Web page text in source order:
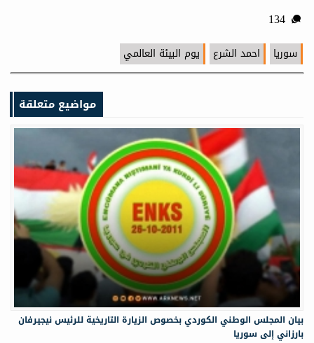
سوريا احمد الشرع يوم البيئة العالمي
مواضيع متعلقة
‏‏بيان المجلس الوطني الكوردي بخصوص الزيارة التاريخية للرئيس نيجيرفان
بارزاني إلى سوريا